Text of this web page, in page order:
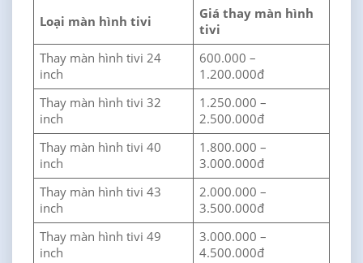
Loại màn hình tivi
Giá thay màn hình
tivi
Thay màn hình tivi 24
inch
600.000 –
1.200.000đ
Thay màn hình tivi 32
inch
1.250.000 –
2.500.000đ
Thay màn hình tivi 40
inch
1.800.000 –
3.000.000đ
Thay màn hình tivi 43
inch
2.000.000 –
3.500.000đ
Thay màn hình tivi 49
inch
3.000.000 –
4.500.000đ